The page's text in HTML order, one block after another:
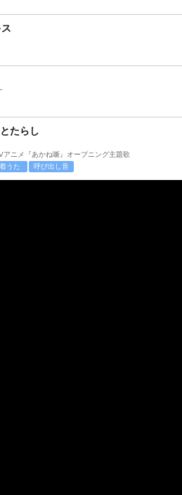
たらし
アニメ『あかね噺』オープニング主題歌
着うた 呼び出し音